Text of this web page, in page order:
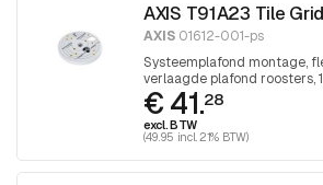
AXIS T91A23 Tile
AXIS 01612-001-ps
Systeemplafond montage,
verlaagde plafond roosters,
€ 41.28
excl. BTW
(49.95 incl. 21% BTW)